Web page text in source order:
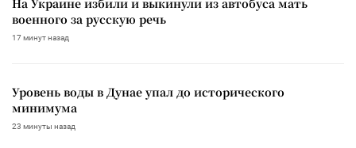
военного за русскую речь
17 минут назад
Уровень воды в Дунае упал до исторического
минимума
23 минуты назад